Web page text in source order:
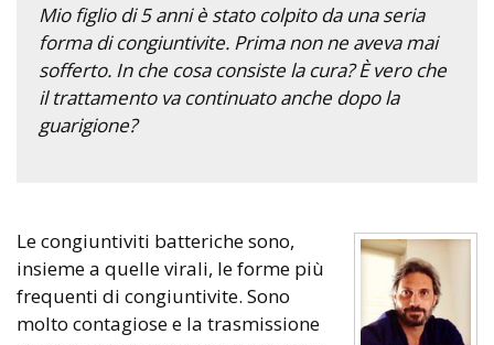
Mio figlio di 5 anni è stato colpito da una seria
forma di congiuntivite. Prima non ne aveva mai
sofferto. In che cosa consiste la cura? È vero che
il trattamento va continuato anche dopo la
guarigione?
Le congiuntiviti batteriche sono,
insieme a quelle virali, le forme più
frequenti di congiuntivite. Sono
molto contagiose e la trasmissione